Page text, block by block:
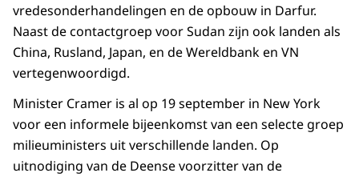
vredesonderhandelingen en de opbouw in Darfur.
Naast de contactgroep voor Sudan zijn ook landen als
China, Rusland, Japan, en de Wereldbank en VN
vertegenwoordigd.
Minister Cramer is al op 19 september in New York
voor een informele bijeenkomst van een selecte groep
milieuministers uit verschillende landen. Op
uitnodiging van de Deense voorzitter van de